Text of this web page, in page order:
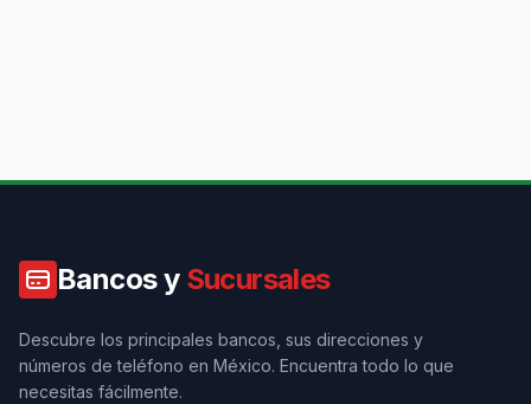
Bancos y Sucursales
Descubre los principales bancos, sus direcciones y
números de teléfono en México. Encuentra todo lo que
necesitas fácilmente.